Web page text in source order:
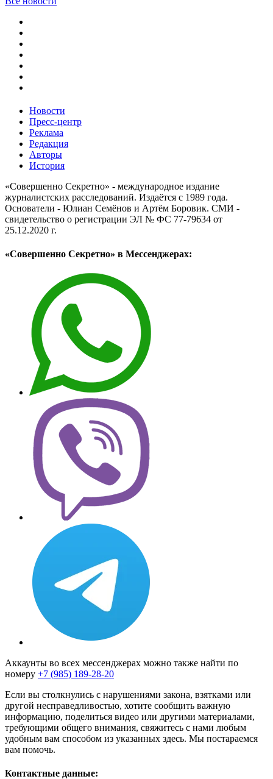
Новости
Пресс-центр
Реклама
Редакция
Авторы
История
«Совершенно Секретно» - международное издание
журналистских расследований. Издаётся с 1989 года.
Основатели - Юлиан Семёнов и Артём Боровик. CМИ -
свидетельство о регистрации ЭЛ № ФС 77-79634 от
25.12.2020 г.
«Совершенно Секретно» в Мессенджерах:
Аккаунты во всех мессенджерах можно также найти по
номеру +7 (985) 189-28-20
Если вы столкнулись с нарушениями закона, взятками или
другой несправедливостью, хотите сообщить важную
информацию, поделиться видео или другими материалами,
требующими общего внимания, свяжитесь с нами любым
удобным вам способом из указанных здесь. Мы постараемся
вам помочь.
Контактные данные: